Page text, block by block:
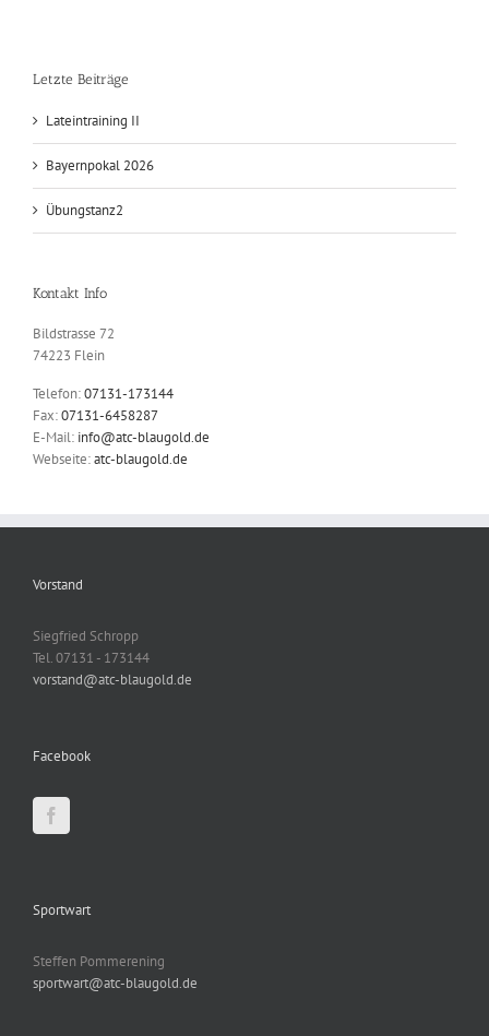
Letzte Beiträge
Lateintraining II
Bayernpokal 2026
Übungstanz2
Kontakt Info
Bildstrasse 72
74223 Flein
Telefon:07131-173144
Fax:07131-6458287
E-Mail: info@atc-blaugold.de
Webseite:atc-blaugold.de
Vorstand
Siegfried Schropp
Tel. 07131 - 173144
vorstand@atc-blaugold.de
Facebook
Sportwart
Steffen Pommerening
sportwart@atc-blaugold.de